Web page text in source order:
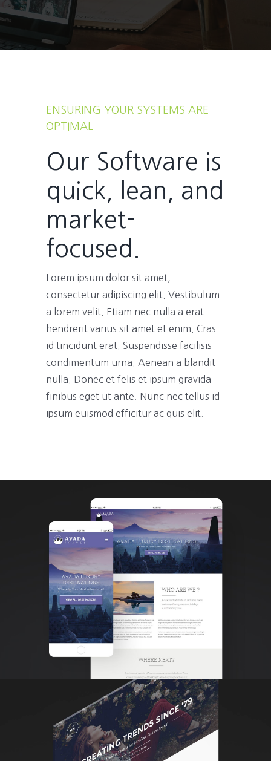
ENSURING YOUR SYSTEMS ARE
OPTIMAL
Our Software is
quick, lean, and
market-
focused.
Lorem ipsum dolor sit amet,
consectetur adipiscing elit. Vestibulum
a lorem velit. Etiam nec nulla a erat
hendrerit varius sit amet et enim. Cras
id tincidunt erat. Suspendisse facilisis
condimentum urna. Aenean a blandit
nulla. Donec et felis et ipsum gravida
finibus eget ut ante. Nunc nec tellus id
ipsum euismod efficitur ac quis elit.